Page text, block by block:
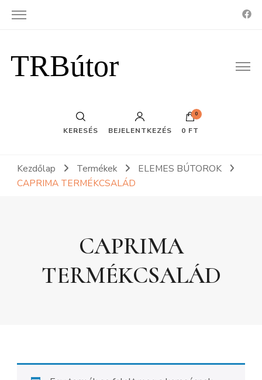
TRBútor
KERESÉS BEJELENTKEZÉS
0
0 FT
Kezdőlap Termékek
ELEMES BÚTOROK
CAPRIMA TERMÉKCSALÁD
CAPRIMA
TERMÉKCSALÁD